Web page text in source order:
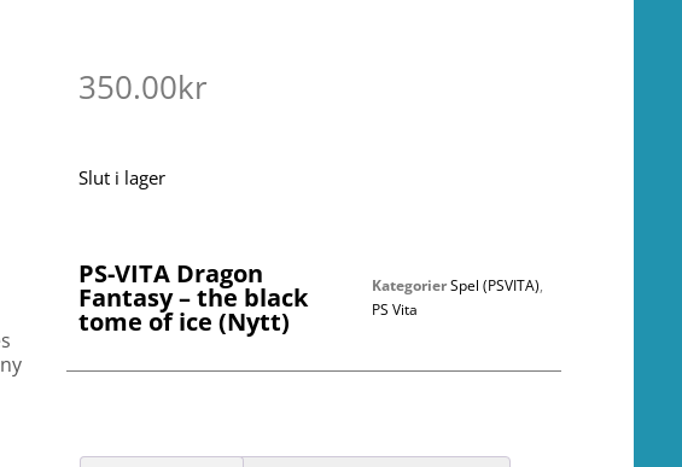
350.00kr
Slut i lager
PS-VITA Dragon
Fantasy – the black
tome of ice (Nytt)
KategorierSpel (PSVITA),
PS Vita